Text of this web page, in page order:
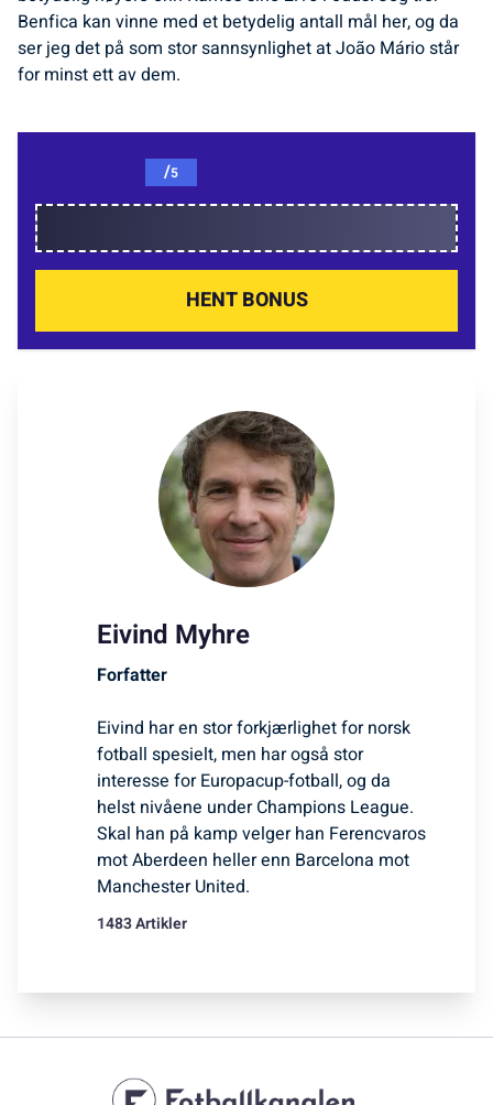
Benfica kan vinne med et betydelig antall mål her, og da
ser jeg det på som stor sannsynlighet at João Mário står
for minst ett av dem.
/5
HENT BONUS
Eivind Myhre
Forfatter
Eivind har en stor forkjærlighet for norsk
fotball spesielt, men har også stor
interesse for Europacup-fotball, og da
helst nivåene under Champions League.
Skal han på kamp velger han Ferencvaros
mot Aberdeen heller enn Barcelona mot
Manchester United.
1483 Artikler